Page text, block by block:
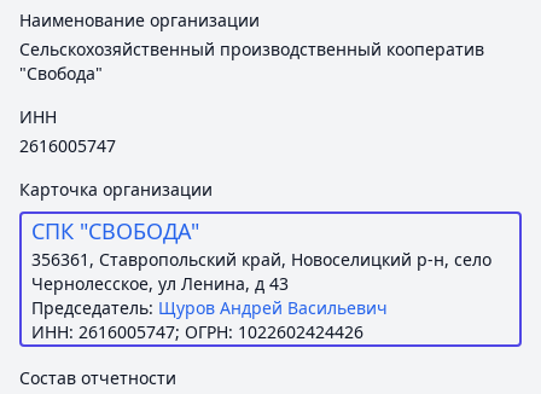
Наименование организации
Сельскохозяйственный производственный кооператив
"Свобода"
ИНН
2616005747
Карточка организации
СПК "СВОБОДА"
356361, Ставропольский край, Новоселицкий р-н, село
Чернолесское, ул Ленина, д 43
Председатель: Щуров Андрей Васильевич
ИНН: 2616005747; ОГРН: 1022602424426
Состав отчетности